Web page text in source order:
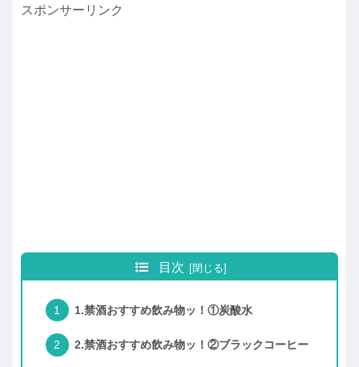
スポンサーリンク
目次
1.禁酒おすすめ飲み物ッ！①炭酸水
2.禁酒おすすめ飲み物ッ！②ブラックコーヒー